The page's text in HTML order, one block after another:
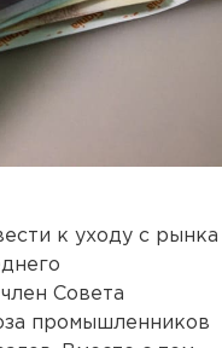
к уходу с рынка
Совета
промышленников